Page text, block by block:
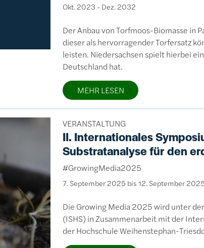
Okt. 2023 - Dez. 2032
Der Anbau von Torfmoos-Biomasse in
dieser als hervorragender Torfersatz
leisten. Niedersachsen spielt hierbei
Deutschland hat.
MEHR LESEN
VERANSTALTUNG
II. Internationales
Substratanalyse für den
#GrowingMedia2025
7. September 2025 bis 12. September 2025
Die Growing Media 2025 wird unter
(ISHS) in Zusammenarbeit mit der
der Hochschule Weihenstephan-